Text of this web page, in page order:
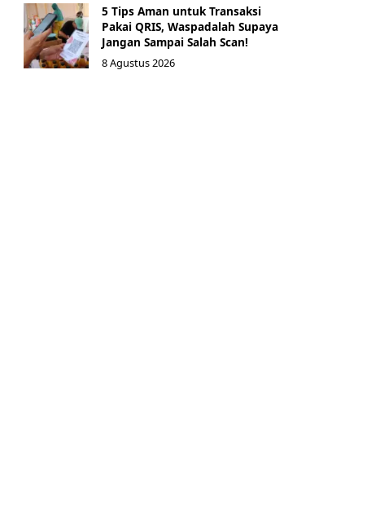
5 Tips Aman untuk Transaksi
Pakai QRIS, Waspadalah Supaya
Jangan Sampai Salah Scan!
8 Agustus 2026